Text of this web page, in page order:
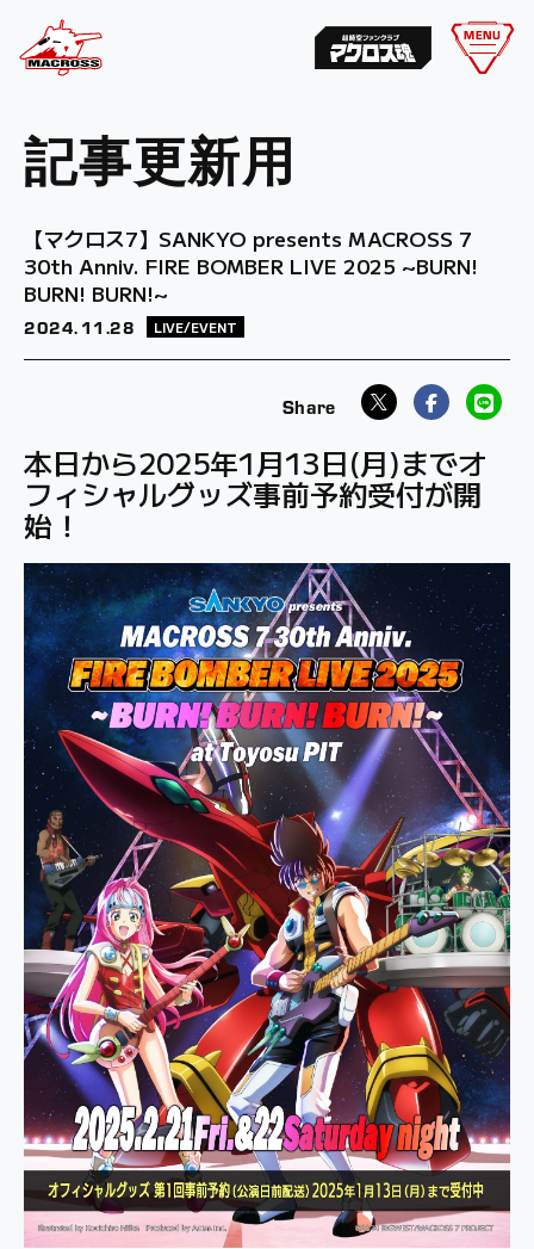
MENU
記事更新用
【マクロス7】SANKYO presents MACROSS 7
30th Anniv. FIRE BOMBER LIVE 2025 ~BURN!
BURN! BURN!~
2024. 11.28 LIVE/EVENT
本日から2025年1月13日(月)までオ
フィシャルグッズ事前予約受付が開
始！